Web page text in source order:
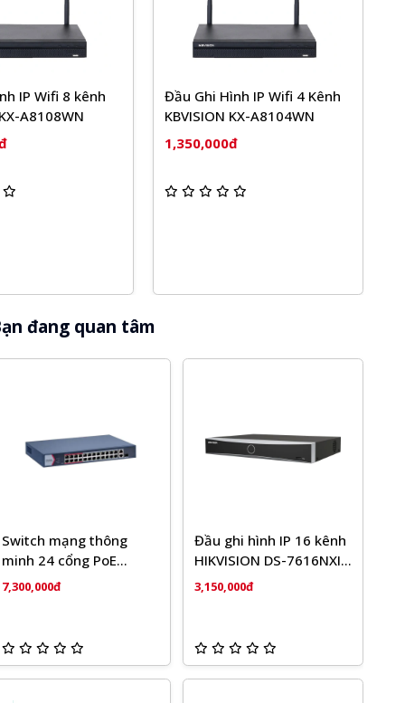
IP Wifi 8 kênh
A8108WN
Đầu Ghi Hình IP Wifi 4 Kênh
KBVISION KX-A8104WN
1,350,000đ
đang quan tâm
Switch mạng thông
minh 24 cổng PoE
HIKVISION DS-3E1326P-
7,300,000đ
Đầu ghi hình IP 16 kênh
HIKVISION DS-7616NXI-
K1
3,150,000đ